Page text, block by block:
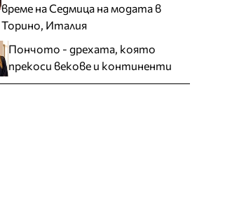
време на Седмица на модата в
Торино, Италия
Пончото - дрехата, която
прекоси векове и континенти